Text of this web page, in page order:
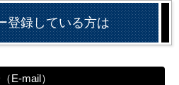
登録している方は
E-mail）